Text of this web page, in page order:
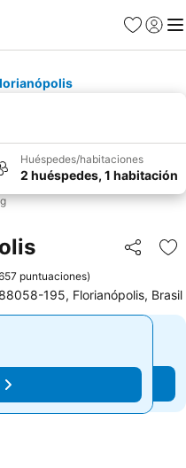
Favoritos
Iniciar
Huéspedes/habitaciones
2 huéspedes, 1 habitación
Compartir
puntuaciones)
195, Florianópolis, Brasil